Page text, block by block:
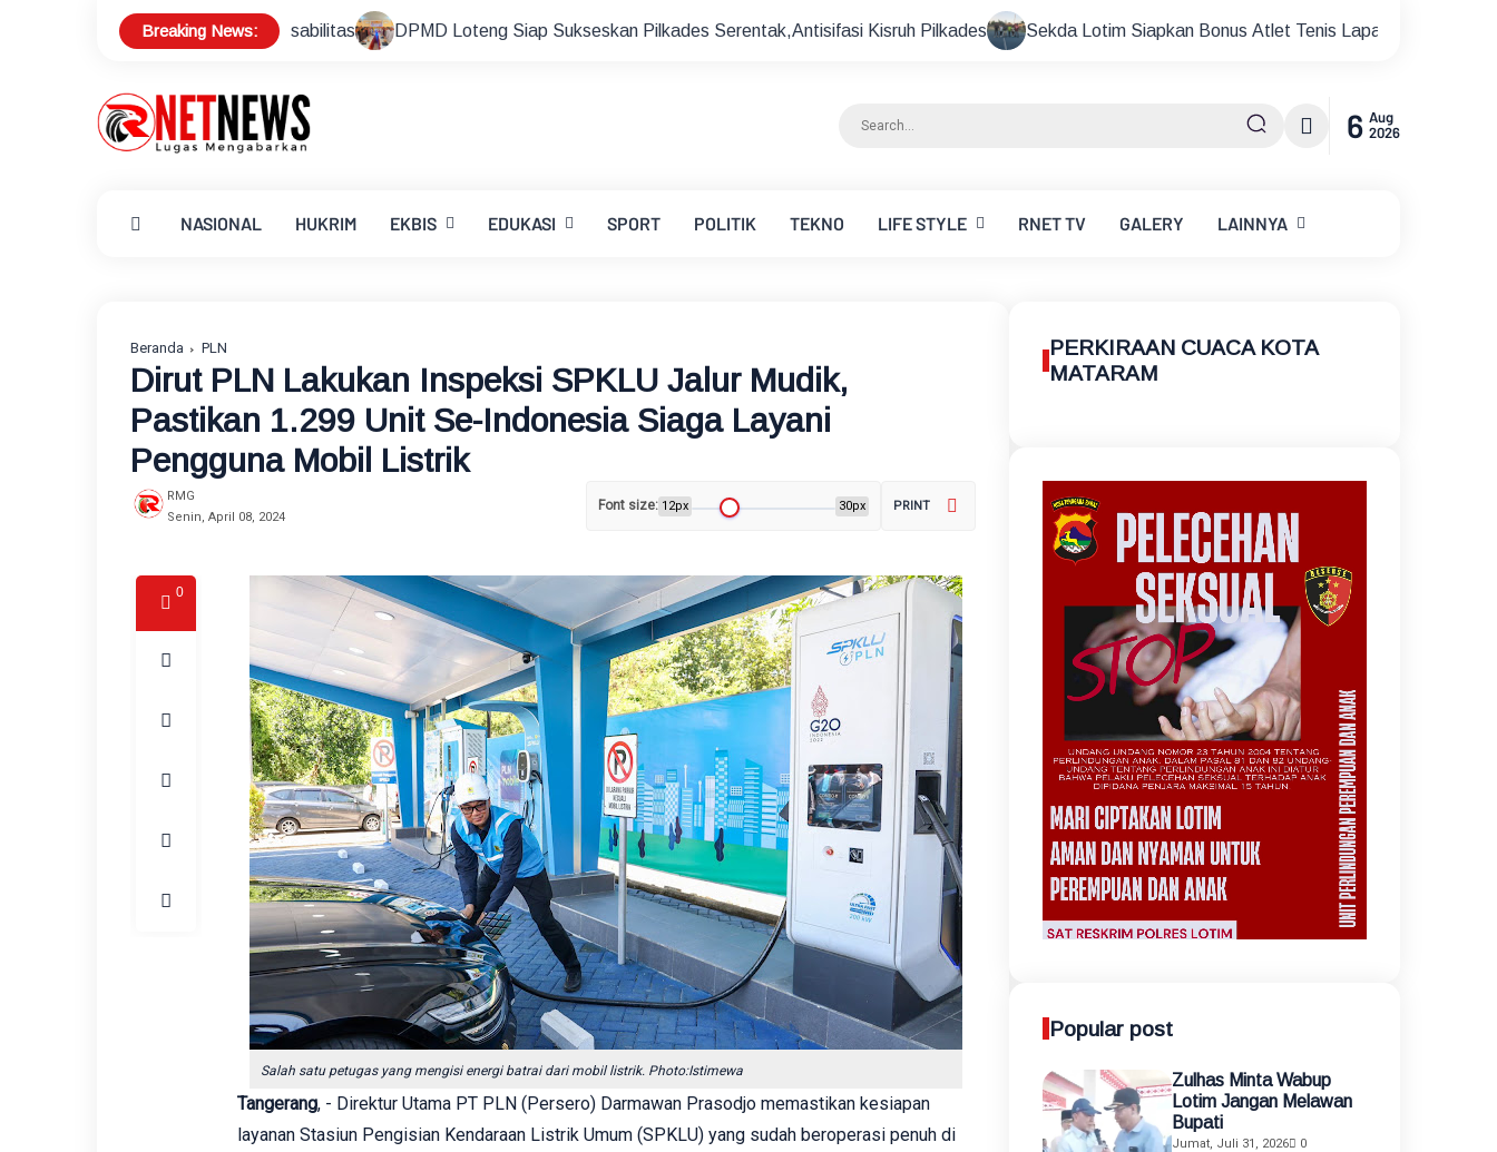
Breaking News:
Disabilitas DPMD Loteng Siap Sukseskan Pilkades Serentak,Antisifasi Kisruh Pilkades Sekda Lotim Siapkan Bonus Atlet Tenis Lapangan Peraih Medali di Ajang Porprov
6 Aug
2026
NASIONAL HUKRIM EKBIS EDUKASI SPORT POLITIK TEKNO LIFE STYLE RNETTV GALERY LAINNYA
Beranda PLN
Dirut PLN Lakukan Inspeksi SPKLU Jalur Mudik,
Pastikan 1.299 Unit Se-Indonesia Siaga Layani
Pengguna Mobil Listrik
RMG
Senin, April 08, 2024
Font size: 12px 30px PRINT
0
Salah satu petugas yang mengisi energi batrai dari mobil listrik. Photo:Istimewa
Tangerang, - Direktur Utama PT PLN (Persero) Darmawan Prasodjo memastikan kesiapan
layanan Stasiun Pengisian Kendaraan Listrik Umum (SPKLU) yang sudah beroperasi penuh di
PERKIRAAN CUACA KOTA
MATARAM
Popular post
Zulhas Minta Wabup
Lotim Jangan Melawan
Bupati
Jumat, Juli 31, 2026 0